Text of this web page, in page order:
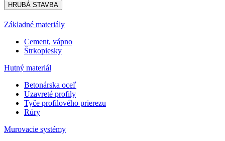
HRUBÁ STAVBA
Základné materiály
Cement, vápno
Štrkopiesky
Hutný materiál
Betonárska oceľ
Uzavreté profily
Tyče profilového prierezu
Rúry
Murovacie systémy